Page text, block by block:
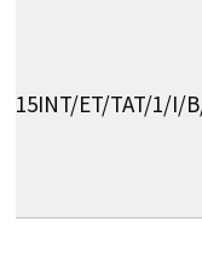
15INT/ET/TAT/1/I/